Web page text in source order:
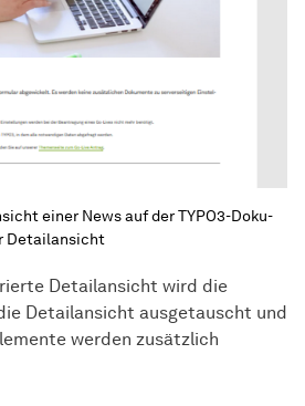
Detailansicht wird die
Detailansicht ausgetauscht und
werden zusätzlich
einer News auf der TYPO3-Doku-
Detailansicht